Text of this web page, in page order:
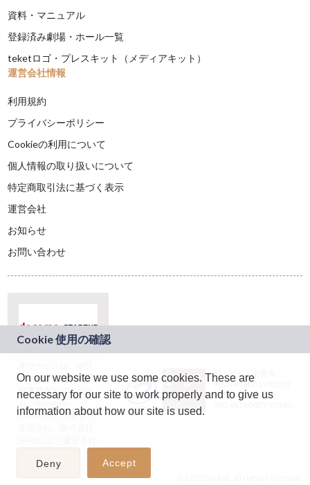
資料・マニュアル
登録済み劇場・ホール一覧
teketロゴ・プレスキット（メディアキット）
運営会社情報
利用規約
プライバシーポリシー
Cookieの利用について
個人情報の取り扱いについて
特定商取引法に基づく表示
運営会社
お知らせ
お問い合わせ
ドコモグループの新
規事業創出プログラ
ム「docomo
STARTUP」を通じて
JASRAC許諾番号：
9024936001Y45037
JASRAC許諾番号：
On our website we use some cookies. These are
necessary for our site to work properly and to give us
information about how our site is used.
Deny Accept